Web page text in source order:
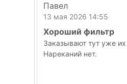
Павел
13 мая 2026 14:55
Хороший фильтр
Заказывают тут уже их
Нареканий нет.